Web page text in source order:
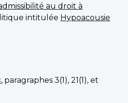
au droit à
intitulée Hypoacousie
, paragraphes 3(1), 21(1), et